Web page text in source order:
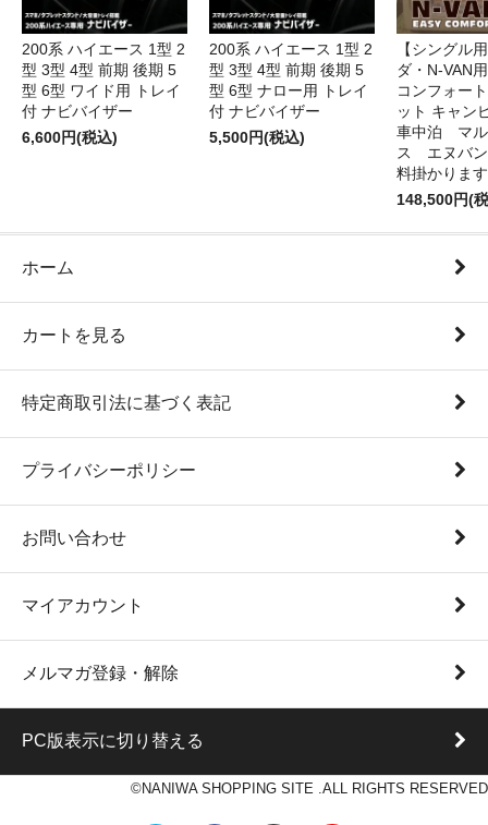
200系 ハイエース 1型 2
型 3型 4型 前期 後期 5
型 6型 ワイド用 トレイ
付 ナビバイザー
6,600円(税込)
200系 ハイエース 1型 2
型 3型 4型 前期 後期 5
型 6型 ナロー用 トレイ
付 ナビバイザー
5,500円(税込)
【シングル
ダ・N-VAN
コンフォー
ット キャン
車中泊 マル
ス エヌバ
料掛かります
148,500円(
ホーム
カートを見る
特定商取引法に基づく表記
プライバシーポリシー
お問い合わせ
マイアカウント
メルマガ登録・解除
PC版表示に切り替える
©NANIWA SHOPPING SITE .ALL RIGHTS RESERVED